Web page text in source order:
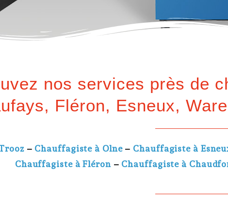
nos services près de
Fléron, Esneux,
– Chauffagiste à Olne– Chauffagiste à
Chauffagiste à Fléron– Chauffagiste à